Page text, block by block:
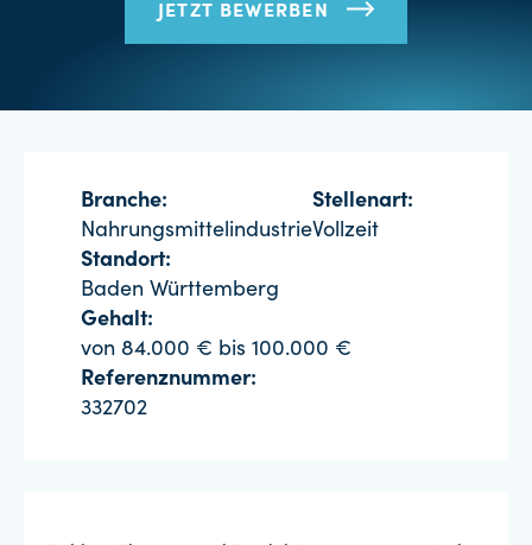
JETZT BEWERBEN
Branche:
Nahrungsmittelindustrie
Stellenart:
Vollzeit
Standort:
Baden Württemberg
Gehalt:
von 84.000 € bis 100.000 €
Referenznummer:
332702